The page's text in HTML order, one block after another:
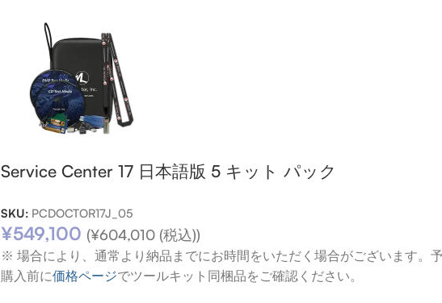
Service Center 17 日本語版 5 キット パック
SKU: PCDOCTOR17J_05
¥549,100 (¥604,010 (税込))
※ 場合により、通常より納品までにお時間をいただく場合がございます。予
購入前に価格ページでツールキット同梱品をご確認ください。